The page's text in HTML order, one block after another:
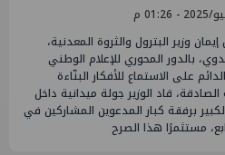
وزير البترول والثروة المعدنية،
بالدور المحوري للإعلام الوطني
على الاستماع للأفكار البنّاءة
قاد الوزير جولة ميدانية داخل
برفقة كبار المدعوين المشاركين في
مستثمرًا هذا الصرح